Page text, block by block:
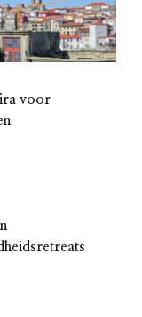
voor